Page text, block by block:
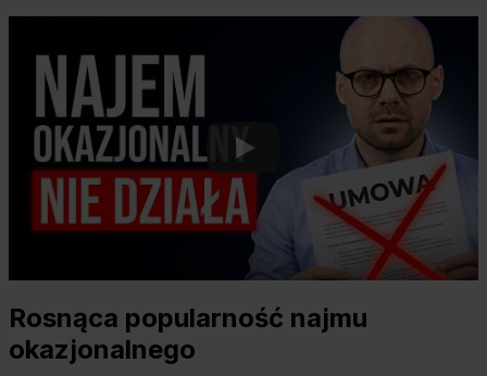
Rosnąca popularność najmu
okazjonalnego